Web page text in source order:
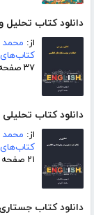
دانلود کتاب
از:
۳۷ صفحه
دانلود کتاب
از:
۲۱ صفحه
دانلود کتاب